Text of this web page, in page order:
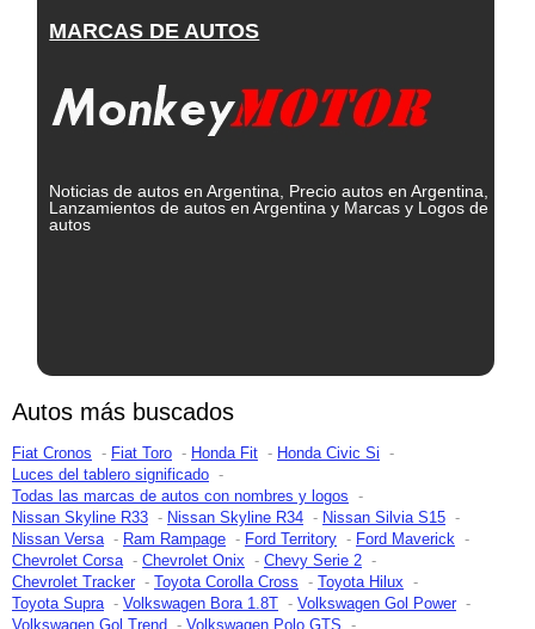
MARCAS DE AUTOS
Noticias de autos en Argentina, Precio autos en Argentina,
Lanzamientos de autos en Argentina y Marcas y Logos de
autos
Autos más buscados
Fiat Cronos Fiat Toro Honda Fit
Honda Civic Si
Luces del tablero significado
Todas las marcas de autos con nombres y logos
Nissan Skyline R33
Nissan Skyline R34
Nissan Silvia S15
Nissan Versa
Ram Rampage Ford Territory
Ford Maverick
Chevrolet Corsa
Chevrolet Onix
Chevy Serie 2
Chevrolet Tracker
Toyota Corolla Cross
Toyota Hilux
Toyota Supra
Volkswagen Bora 1.8T
Volkswagen Gol Power
Volkswagen Gol Trend
Volkswagen Polo GTS